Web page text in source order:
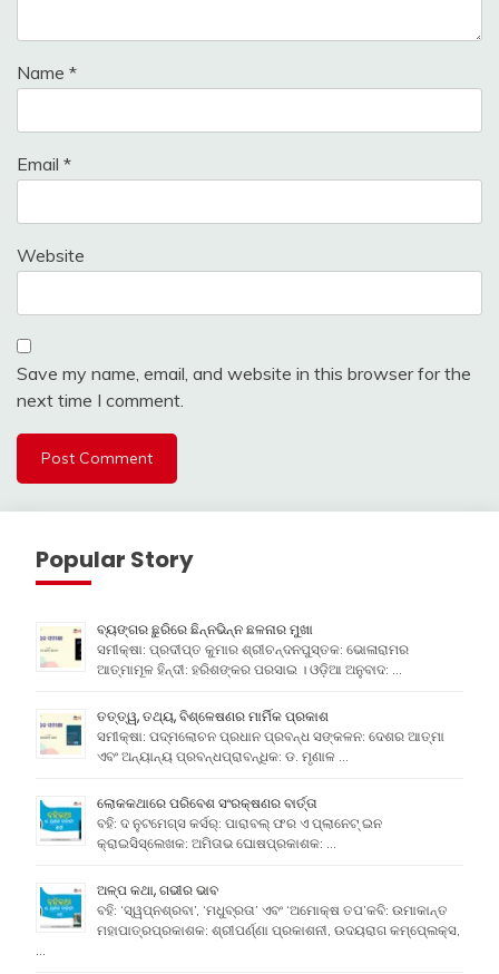
Name *
Email *
Website
Save my name, email, and website in this browser for the
next time I comment.
Popular Story
ବ୍ୟଙ୍ଗର ଛୁରିରେ ଛିନ୍ନଭିନ୍ନ ଛଳନାର ମୁଖା
ସମୀକ୍ଷା: ପ୍ରଦୀପ୍ତ କୁମାର ଶ୍ରୀଚନ୍ଦନପୁସ୍ତକ: ଭୋଳାରାମର
ଆତ୍ମାମୂଳ ହିନ୍ଦୀ: ହରିଶଙ୍କର ପରସାଇ । ଓଡ଼ିଆ ଅନୁବାଦ: …
ତତ୍ତ୍ୱ, ତଥ୍ୟ, ବିଶ୍ଳେଷଣର ମାର୍ମିକ ପ୍ରକାଶ
ସମୀକ୍ଷା: ପଦ୍ମଲୋଚନ ପ୍ରଧାନ ପ୍ରବନ୍ଧ ସଙ୍କଳନ: ଦେଶର ଆତ୍ମା
ଏବଂ ଅନ୍ୟାନ୍ୟ ପ୍ରବନ୍ଧପ୍ରାବନ୍ଧିକ: ଡ. ମୃଣାଳ …
ଲୋକକଥାରେ ପରିବେଶ ସଂରକ୍ଷଣର ବାର୍ତ୍ତା
ବହି: ଦ ନୁଟମେଗ୍ସ କର୍ସର୍: ପାରାବଲ୍ ଫର ଏ ପ୍ଲାନେଟ୍ ଇନ
କ୍ରାଇସିସ୍ଲେଖକ: ଅମିତାଭ ଘୋଷପ୍ରକାଶକ: …
ଅଳ୍ପ କଥା, ଗଭୀର ଭାବ
ବହି: ‘ସ୍ୱପ୍ନଶ୍ରବା’, ‘ମଧୁବ୍ରତା’ ଏବଂ ‘ଅମୋକ୍ଷ ତପ’କବି: ଉମାକାନ୍ତ
ମହାପାତ୍ରପ୍ରକାଶକ: ଶ୍ରୀପର୍ଣ୍ଣା ପ୍ରକାଶନୀ, ଉଦୟରାଗ କମ୍ପେ୍ଲକ୍ସ,